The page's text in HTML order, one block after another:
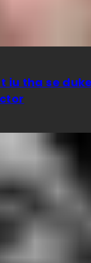
tha se